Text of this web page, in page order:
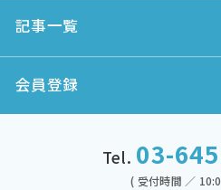
記事一覧
会員登録
Tel. 03-
( 受付時間 ／